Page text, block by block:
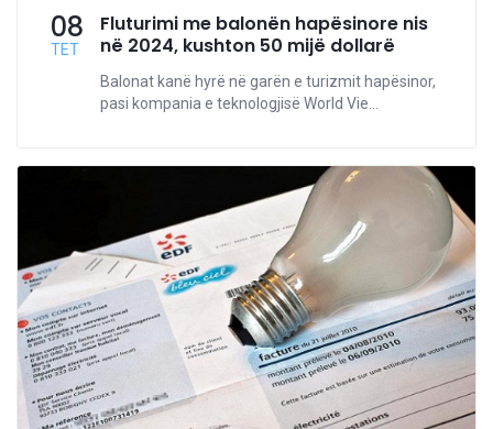
08
TET
Fluturimi me balonën hapësinore nis
në 2024, kushton 50 mijë dollarë
Balonat kanë hyrë në garën e turizmit hapësinor,
pasi kompania e teknologjisë World Vie...